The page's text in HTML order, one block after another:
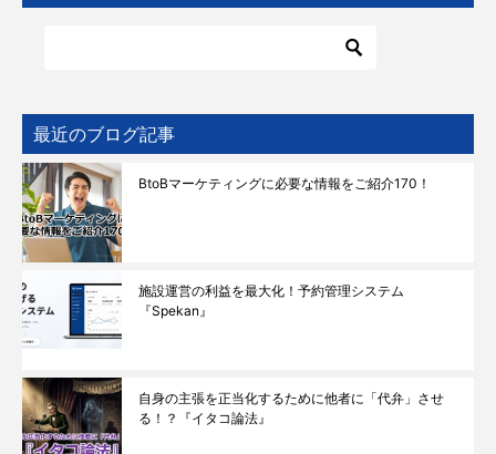
最近のブログ記事
BtoBマーケティングに必要な情報をご紹介170！
施設運営の利益を最大化！予約管理システム
『Spekan』
自身の主張を正当化するために他者に「代弁」させ
る！？『イタコ論法』